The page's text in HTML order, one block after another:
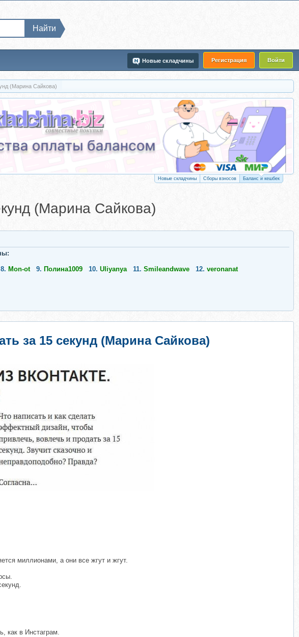
Регистрация Войти
Новые складчины
Найти
(Марина Сайкова)
Новые складчины Сборы взносов Баланс и кешбек
(Марина Сайкова)
8. Mon-ot 9. Полина1009 10. Uliyanya 11. Smileandwave 12. veronanat
за 15 секунд (Марина Сайкова)
миллионами, а они все жгут и жгут.
как в Инстаграм.